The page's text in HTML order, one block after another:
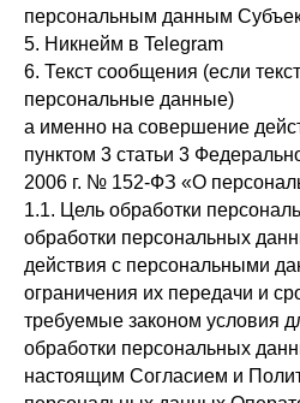
персональным данным
5. Никнейм в Telegram
6. Текст сообщения (если
персональные данные)
а именно на совершение
пунктом 3 статьи 3
2006 г. № 152-ФЗ «О
1.1. Цель обработки
обработки персональных
действия с персональными
ограничения их передачи и
требуемые законом условия
обработки персональных
настоящим Согласием и